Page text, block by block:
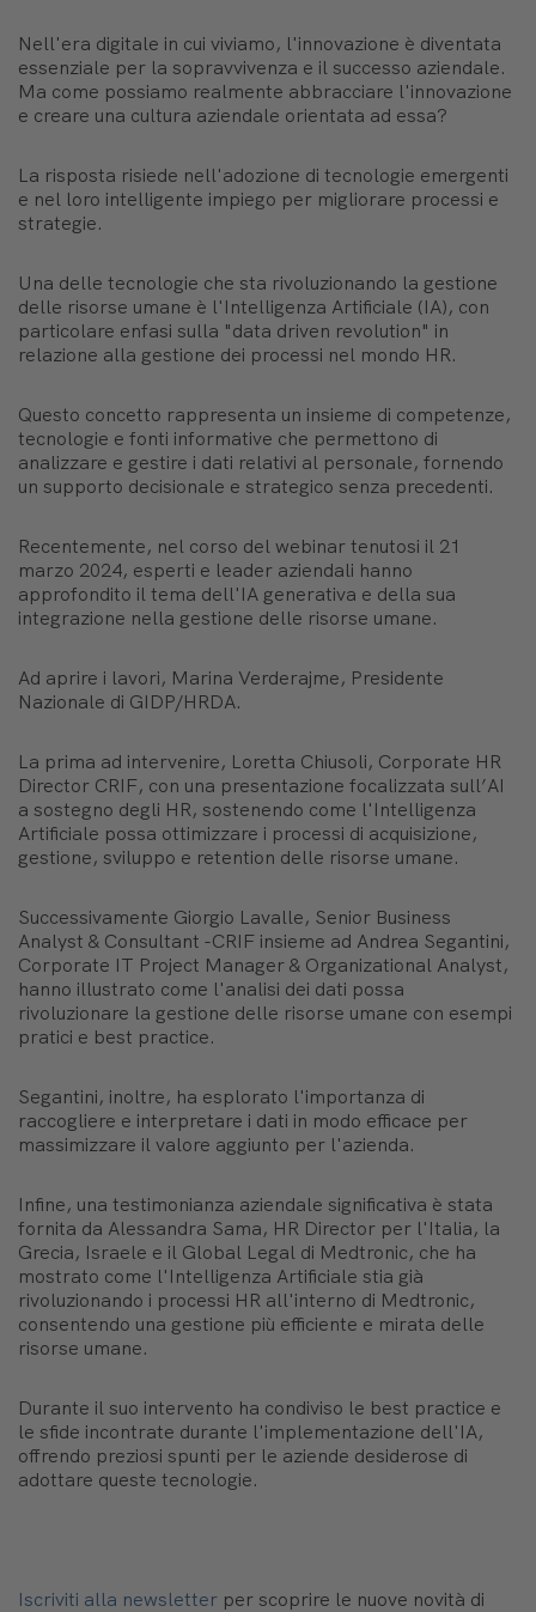
Nell'era digitale in cui viviamo, l'innovazione è diventata
essenziale per la sopravvivenza e il successo aziendale.
Ma come possiamo realmente abbracciare l'innovazione
e creare una cultura aziendale orientata ad essa?
La risposta risiede nell'adozione di tecnologie emergenti
e nel loro intelligente impiego per migliorare processi e
strategie.
Una delle tecnologie che sta rivoluzionando la gestione
delle risorse umane è l'Intelligenza Artificiale (IA), con
particolare enfasi sulla "data driven revolution" in
relazione alla gestione dei processi nel mondo HR.
Questo concetto rappresenta un insieme di competenze,
tecnologie e fonti informative che permettono di
analizzare e gestire i dati relativi al personale, fornendo
un supporto decisionale e strategico senza precedenti.
Recentemente, nel corso del webinar tenutosi il 21
marzo 2024, esperti e leader aziendali hanno
approfondito il tema dell'IA generativa e della sua
integrazione nella gestione delle risorse umane.
Ad aprire i lavori, Marina Verderajme, Presidente
Nazionale di GIDP/HRDA.
La prima ad intervenire, Loretta Chiusoli, Corporate HR
Director CRIF, con una presentazione focalizzata sull’AI
a sostegno degli HR, sostenendo come l'Intelligenza
Artificiale possa ottimizzare i processi di acquisizione,
gestione, sviluppo e retention delle risorse umane.
Successivamente Giorgio Lavalle, Senior Business
Analyst & Consultant -CRIF insieme ad Andrea Segantini,
Corporate IT Project Manager & Organizational Analyst,
hanno illustrato come l'analisi dei dati possa
rivoluzionare la gestione delle risorse umane con esempi
pratici e best practice.
Segantini, inoltre, ha esplorato l'importanza di
raccogliere e interpretare i dati in modo efficace per
massimizzare il valore aggiunto per l'azienda.
Infine, una testimonianza aziendale significativa è stata
fornita da Alessandra Sama, HR Director per l'Italia, la
Grecia, Israele e il Global Legal di Medtronic, che ha
mostrato come l'Intelligenza Artificiale stia già
rivoluzionando i processi HR all'interno di Medtronic,
consentendo una gestione più efficiente e mirata delle
risorse umane.
Durante il suo intervento ha condiviso le best practice e
le sfide incontrate durante l'implementazione dell'IA,
offrendo preziosi spunti per le aziende desiderose di
adottare queste tecnologie.
Iscriviti alla newsletter per scoprire le nuove novità di